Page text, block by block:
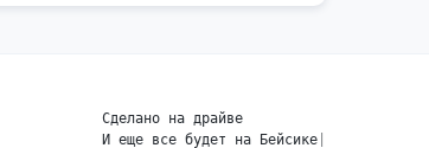
Сделано на драйве
И еще все будет на Бейсике